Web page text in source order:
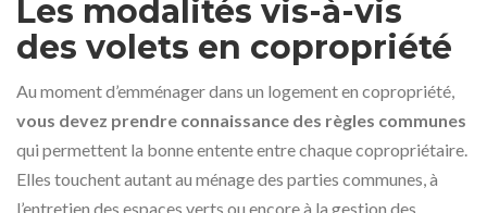
Les modalités vis-à-vis
des volets en copropriété
Au moment d’emménager dans un logement en copropriété,
vous devez prendre connaissance des règles communes
qui permettent la bonne entente entre chaque copropriétaire.
Elles touchent autant au ménage des parties communes, à
l’entretien des espaces verts ou encore à la gestion des